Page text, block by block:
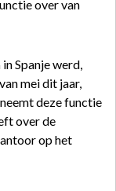
over van
Spanje werd,
mei dit jaar,
deze functie
over de
op het